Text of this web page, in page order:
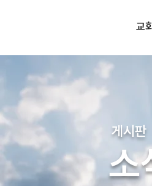
교
​게시판
소